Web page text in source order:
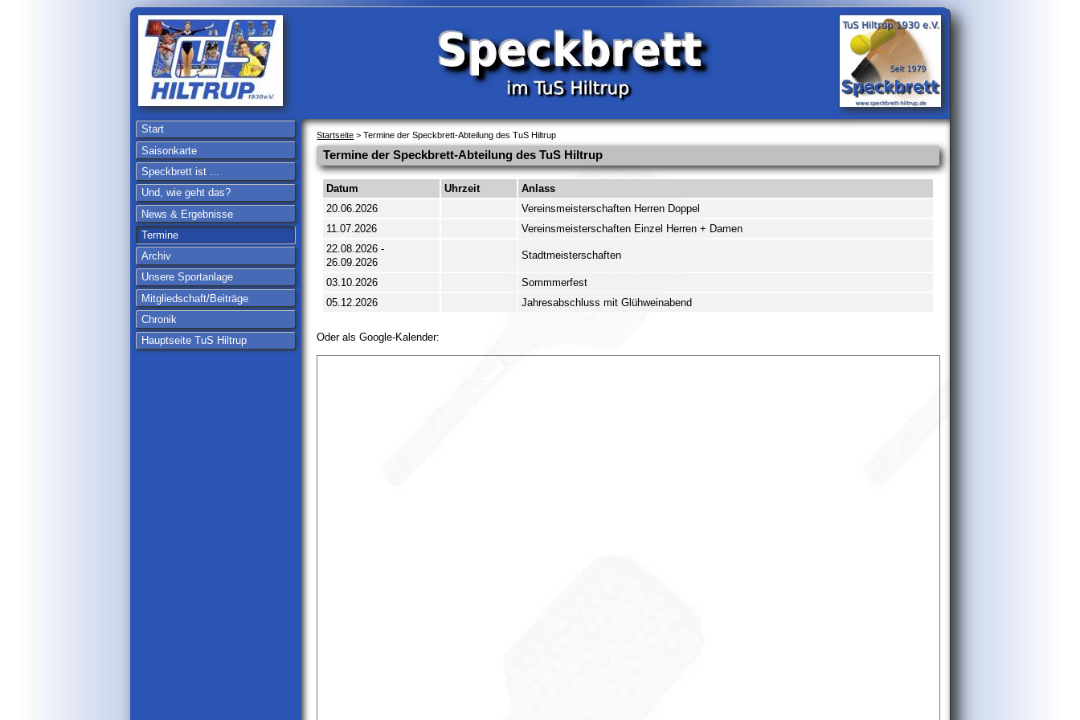
Start
Saisonkarte
Speckbrett ist ...
Und, wie geht das?
News & Ergebnisse
Termine
Archiv
Unsere Sportanlage
Mitgliedschaft/Beiträge
Chronik
Hauptseite TuS Hiltrup
Startseite > Termine der Speckbrett-Abteilung des TuS Hiltrup
Termine der Speckbrett-Abteilung des TuS Hiltrup
Datum Uhrzeit
Anlass
20.06.2026
Vereinsmeisterschaften Herren Doppel
11.07.2026
Vereinsmeisterschaften Einzel Herren + Damen
22.08.2026 -
26.09.2026
Stadtmeisterschaften
03.10.2026
Sommmerfest
05.12.2026
Jahresabschluss mit Glühweinabend
Oder als Google-Kalender: